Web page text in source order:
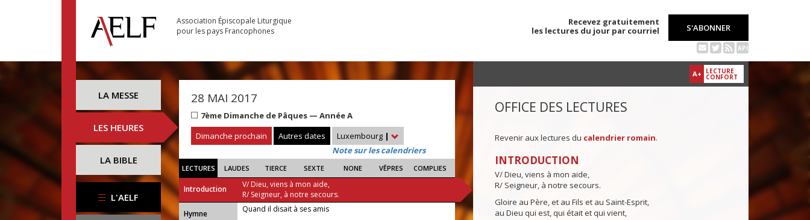
Association Épiscopale Liturgique
pour les pays Francophones
Recevez gratuitement
les lectures du jour par courriel
S'ABONNER
API
LA MESSE
LES HEURES
LA BIBLE
L'AELF
28 MAI 2017
7ème Dimanche de Pâques — Année A
Dimanche prochain
Autres dates Luxembourg |
Note sur les calendriers
LECTURES LAUDES TIERCE SEXTE NONE VÊPRES COMPLIES
Introduction
V/ Dieu, viens à mon aide,
R/ Seigneur, à notre secours.
...
Hymne Quand il disait à ses amis
A+ LECTURE
CONFORT
OFFICE DES LECTURES
Revenir aux lectures du calendrier romain.
INTRODUCTION
V/ Dieu, viens à mon aide,
R/ Seigneur, à notre secours.
Gloire au Père, et au Fils et au Saint-Esprit,
au Dieu qui est, qui était et qui vient,